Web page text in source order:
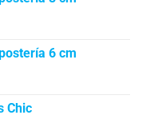
6 cm
Chic